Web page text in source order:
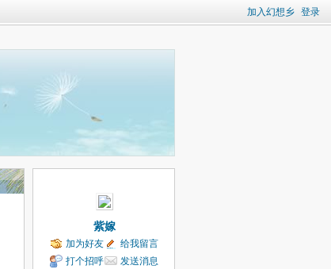
加入幻想乡 登录
紫嫁
加为好友
给我留言
打个招呼
发送消息